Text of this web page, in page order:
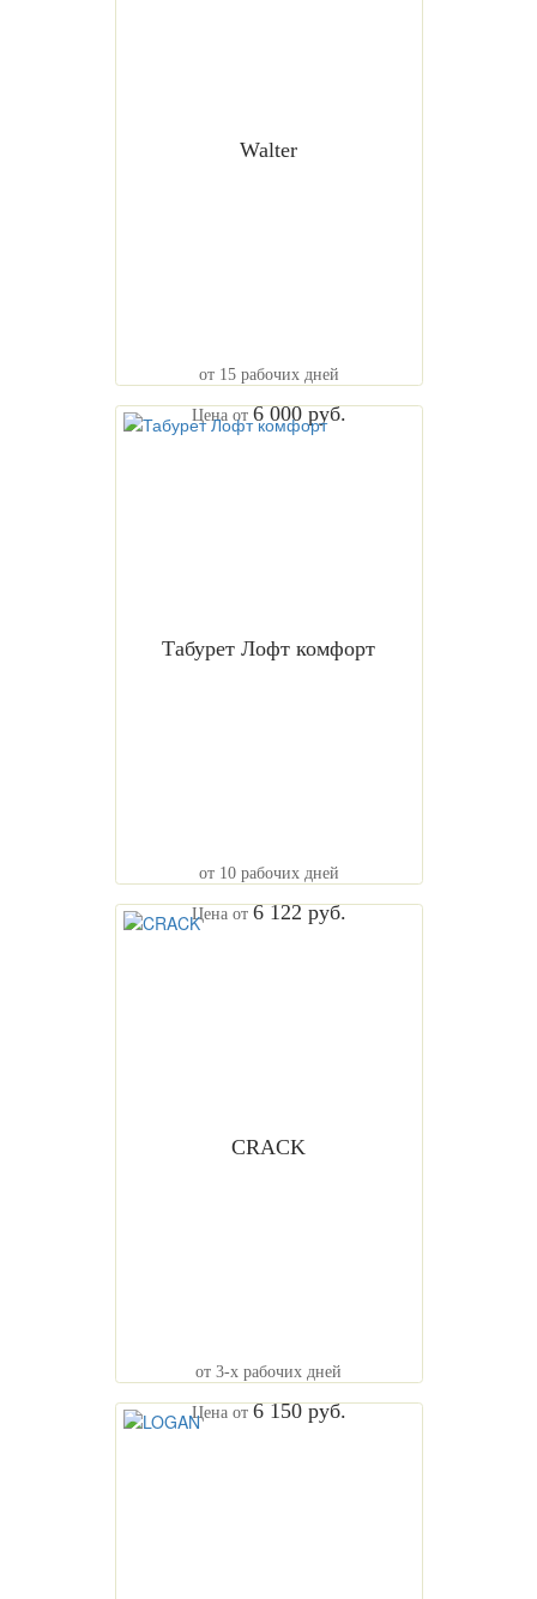
Walter
от 15 рабочих дней
Цена от 6 000 руб.
Табурет Лофт комфорт
от 10 рабочих дней
Цена от 6 122 руб.
CRACK
от 3-х рабочих дней
Цена от 6 150 руб.